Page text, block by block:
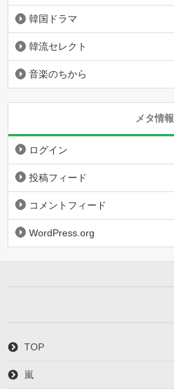
韓国ドラマ
韓流セレクト
音楽のちから
メタ情報
ログイン
投稿フィード
コメントフィード
WordPress.org
TOP
嵐